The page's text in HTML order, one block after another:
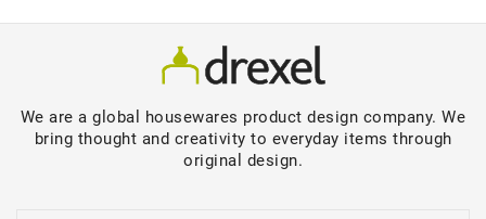
We are a global housewares product design company. We
bring thought and creativity to everyday items through
original design.